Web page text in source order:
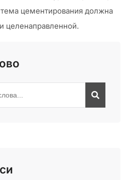
цементирования должна
целенаправленной.